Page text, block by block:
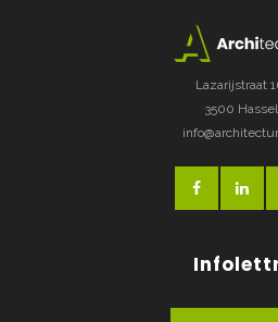
Lazarijstraat
3500